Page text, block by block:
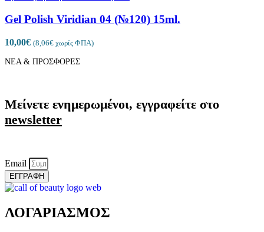
Gel Polish Viridian 04 (№120) 15ml.
10,00€ (8,06€ χωρίς ΦΠΑ)
ΝΕΑ & ΠΡΟΣΦΟΡΕΣ
Μείνετε ενημερωμένοι, εγγραφείτε στο
newsletter
Email
ΕΓΓΡΑΦΗ
ΛΟΓΑΡΙΑΣΜΟΣ